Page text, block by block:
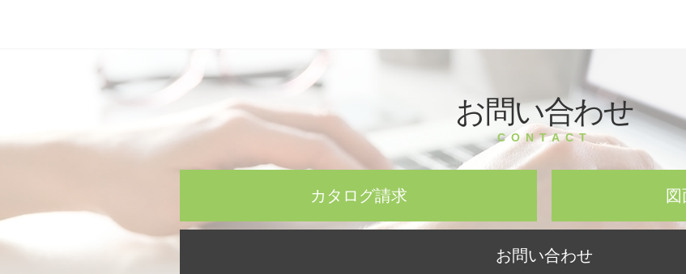
お問い合わせ
CONTACT
カタログ請求
お問い合わせ